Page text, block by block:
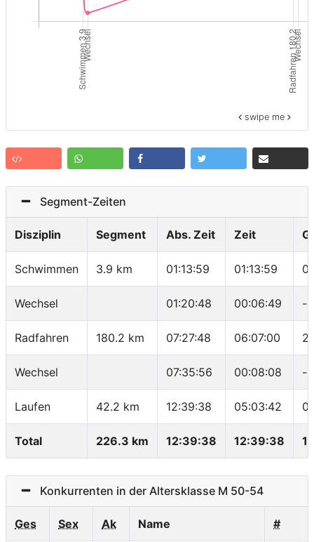
swipe me
Segment-Zeiten
Disziplin Segment Abs. Zeit Zeit
Schwimmen 3.9 km 01:13:59 01:13:59
Wechsel 01:20:48 00:06:49 -
Radfahren 180.2 km 07:27:48 06:07:00
Wechsel 07:35:56 00:08:08 -
Laufen 42.2 km 12:39:38 05:03:42
Total 226.3 km 12:39:38 12:39:38
Konkurrenten in der Altersklasse M 50-54
Ges Sex Ak Name #